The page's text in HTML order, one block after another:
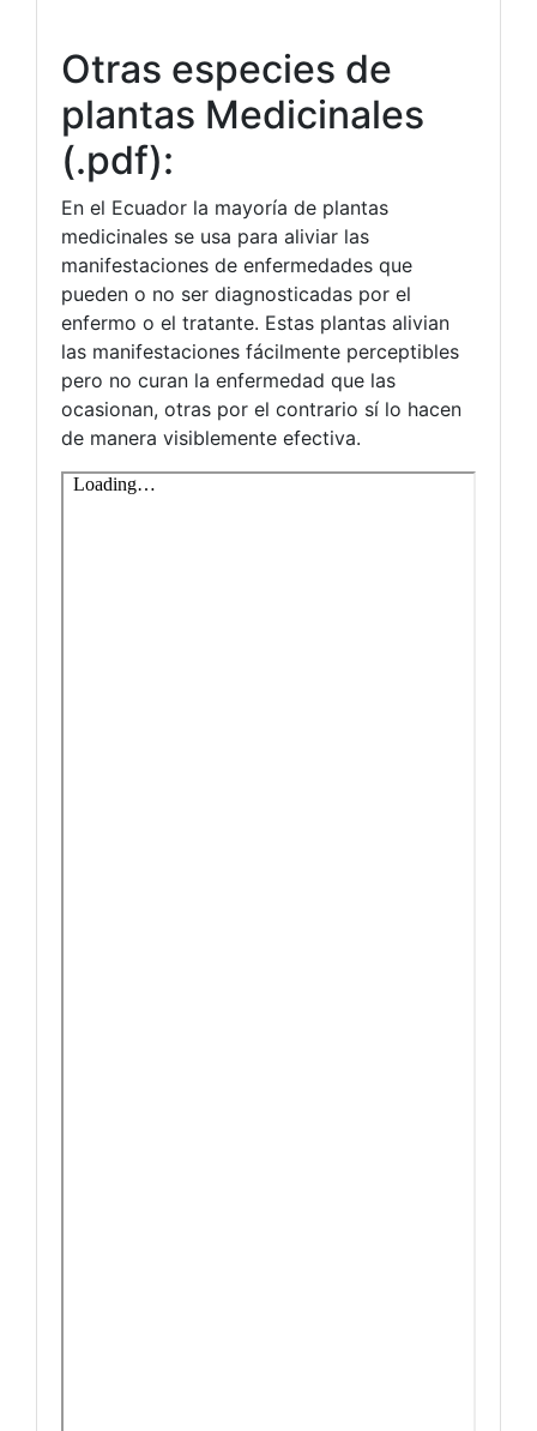
Otras especies de
plantas Medicinales
(.pdf):
En el Ecuador la mayoría de plantas
medicinales se usa para aliviar las
manifestaciones de enfermedades que
pueden o no ser diagnosticadas por el
enfermo o el tratante. Estas plantas alivian
las manifestaciones fácilmente perceptibles
pero no curan la enfermedad que las
ocasionan, otras por el contrario sí lo hacen
de manera visiblemente efectiva.